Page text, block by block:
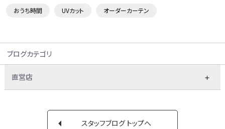
おうち時間 UVカット オーダーカーテン
ブログカテゴリ
直営店
スタッフブログ トップへ